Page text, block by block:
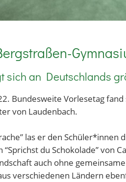
an Deutschlands
Bundesweite Vorlesetag
von Laudenbach.
las er den Schüler*innen
du Schokolade” von
auch ohne
verschiedenen Ländern